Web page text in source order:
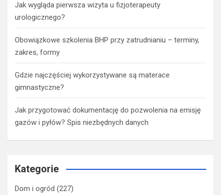
Jak wygląda pierwsza wizyta u fizjoterapeuty
urologicznego?
Obowiązkowe szkolenia BHP przy zatrudnianiu – terminy,
zakres, formy
Gdzie najczęściej wykorzystywane są materace
gimnastyczne?
Jak przygotować dokumentację do pozwolenia na emisję
gazów i pyłów? Spis niezbędnych danych
Kategorie
Dom i ogród (227)